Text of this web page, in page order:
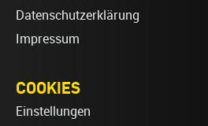
Datenschutzerklärung
Impressum
COOKIES
Einstellungen